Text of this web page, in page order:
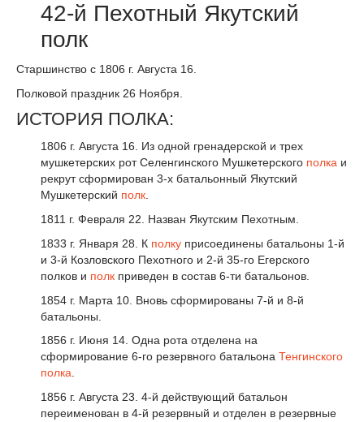
42-й Пехотный Якутский
полк
Старшинство с 1806 г. Августа 16.
Полковой праздник 26 Ноября.
ИСТОРИЯ ПОЛКА:
1806 г. Августа 16. Из одной гренадерской и трех
мушкетерских рот Селенгинского Мушкетерского полка и
рекрут сформирован 3-х батальонный Якутский
Мушкетерский полк
1811 г. Февраля 22. Назван Якутским Пехотным.
1833 г. Января 28. К полку присоединены батальоны 1-й
и 3-й Козловского Пехотного и 2-й 35-го Егерского
полков и полк приведен в состав 6-ти батальонов.
1854 г. Марта 10. Вновь сформированы 7-й и 8-й
батальоны.
1856 г. Июня 14. Одна рота отделена на
сформирование 6-го резервного батальона Тенгинского
полка.
1856 г. Августа 23. 4-й действующий батальон
переименован в 4-й резервный и отделен в резервные